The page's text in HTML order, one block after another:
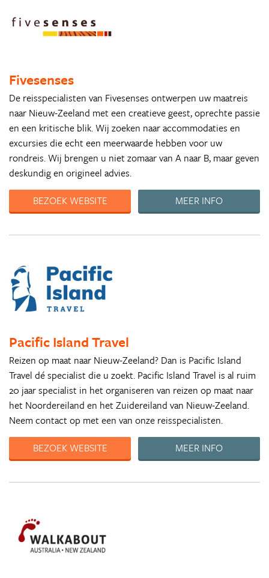
Fivesenses
De reisspecialisten van Fivesenses ontwerpen uw maatreis
naar Nieuw-Zeeland met een creatieve geest, oprechte passie
en een kritische blik. Wij zoeken naar accommodaties en
excursies die echt een meerwaarde hebben voor uw
rondreis. Wij brengen u niet zomaar van A naar B, maar geven
deskundig en origineel advies.
BEZOEK WEBSITE
MEER INFO
Pacific Island Travel
Reizen op maat naar Nieuw-Zeeland? Dan is Pacific Island
Travel dé specialist die u zoekt. Pacific Island Travel is al ruim
20 jaar specialist in het organiseren van reizen op maat naar
het Noordereiland en het Zuidereiland van Nieuw-Zeeland.
Neem contact op met een van onze reisspecialisten.
BEZOEK WEBSITE
MEER INFO